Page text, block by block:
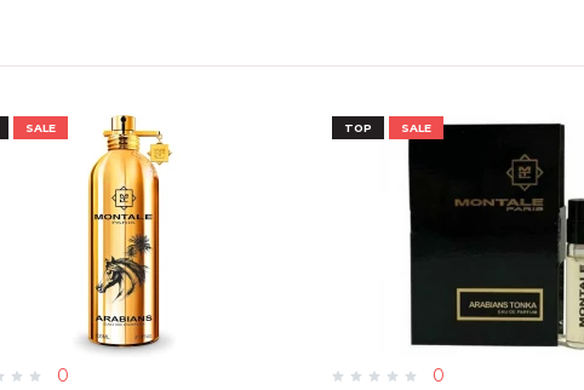
SALE
0
TOP SALE
0